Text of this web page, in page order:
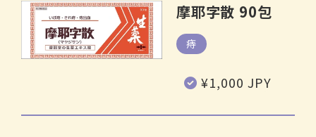
摩耶字散 90包
痔
通
価
¥1,000 JPY